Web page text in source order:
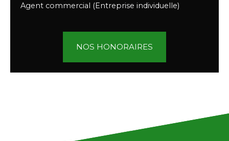
Agent commercial (Entreprise individuelle)
NOS HONORAIRES